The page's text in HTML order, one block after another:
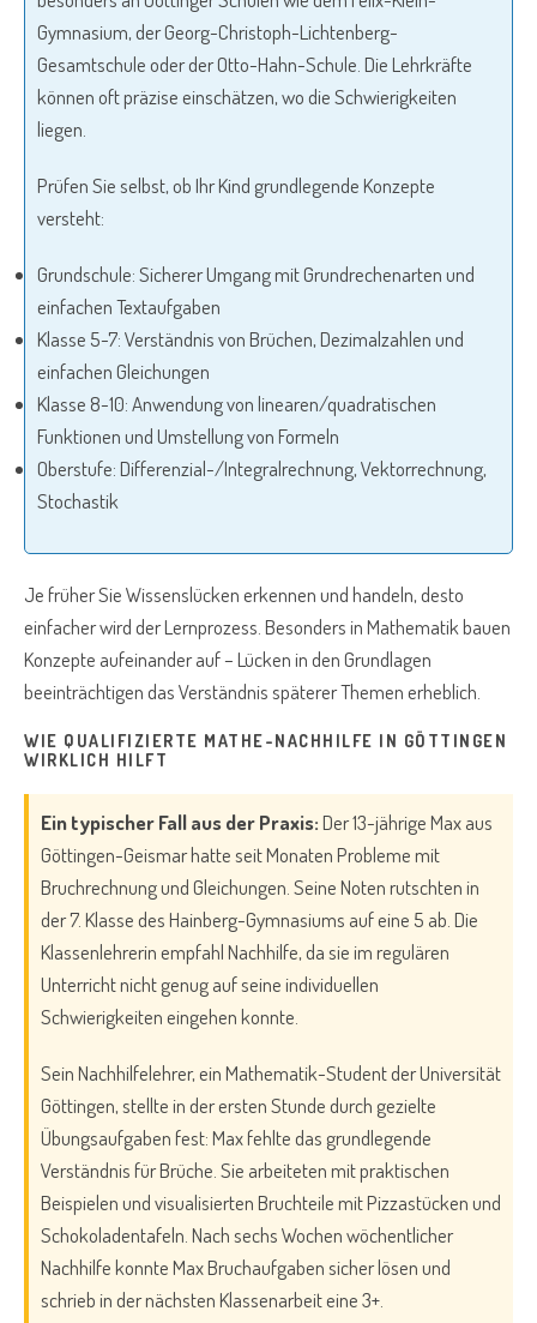
Gymnasium, der Georg-Christoph-Lichtenberg-
Gesamtschule oder der Otto-Hahn-Schule. Die Lehrkräfte
können oft präzise einschätzen, wo die Schwierigkeiten
liegen.
Prüfen Sie selbst, ob Ihr Kind grundlegende Konzepte
versteht:
Grundschule: Sicherer Umgang mit Grundrechenarten und
einfachen Textaufgaben
Klasse 5-7: Verständnis von Brüchen, Dezimalzahlen und
einfachen Gleichungen
Klasse 8-10: Anwendung von linearen/quadratischen
Funktionen und Umstellung von Formeln
Oberstufe: Differenzial-/Integralrechnung, Vektorrechnung,
Stochastik
Je früher Sie Wissenslücken erkennen und handeln, desto
einfacher wird der Lernprozess. Besonders in Mathematik bauen
Konzepte aufeinander auf – Lücken in den Grundlagen
beeinträchtigen das Verständnis späterer Themen erheblich.
WIE QUALIFIZIERTE MATHE-NACHHILFE IN GÖTTINGEN
WIRKLICH HILFT
Ein typischer Fall aus der Praxis:Der 13-jährige Max aus
Göttingen-Geismar hatte seit Monaten Probleme mit
Bruchrechnung und Gleichungen. Seine Noten rutschten in
der 7. Klasse des Hainberg-Gymnasiums auf eine 5 ab. Die
Klassenlehrerin empfahl Nachhilfe, da sie im regulären
Unterricht nicht genug auf seine individuellen
Schwierigkeiten eingehen konnte.
Sein Nachhilfelehrer, ein Mathematik-Student der Universität
Göttingen, stellte in der ersten Stunde durch gezielte
Übungsaufgaben fest: Max fehlte das grundlegende
Verständnis für Brüche. Sie arbeiteten mit praktischen
Beispielen und visualisierten Bruchteile mit Pizzastücken und
Schokoladentafeln. Nach sechs Wochen wöchentlicher
Nachhilfe konnte Max Bruchaufgaben sicher lösen und
schrieb in der nächsten Klassenarbeit eine 3+.